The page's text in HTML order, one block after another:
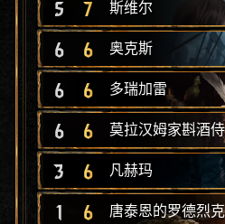
5 7 斯维尔
6 6 奥克斯
6 6 多瑞加雷
6 6 莫拉汉姆家斟酒
3 6 凡赫玛
1 6 唐泰恩的罗德烈克